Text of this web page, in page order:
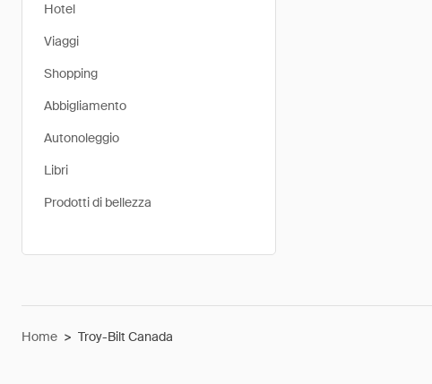
Hotel
Viaggi
Shopping
Abbigliamento
Autonoleggio
Libri
Prodotti di bellezza
Home > Troy-Bilt Canada